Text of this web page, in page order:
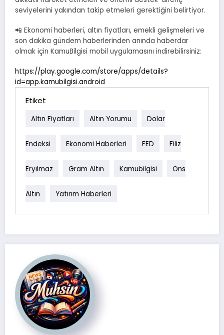
seviyelerini yakından takip etmeleri gerektiğini belirtiyor.
📲 Ekonomi haberleri, altın fiyatları, emekli gelişmeleri ve
son dakika gündem haberlerinden anında haberdar
olmak için KamuBilgisi mobil uygulamasını indirebilirsiniz:
https://play.google.com/store/apps/details?
id=app.kamubilgisi.android
Etiket
Altın Fiyatları Altın Yorumu Dolar
Endeksi Ekonomi Haberleri FED Filiz
Eryılmaz Gram Altın Kamubilgisi Ons
Altın Yatırım Haberleri